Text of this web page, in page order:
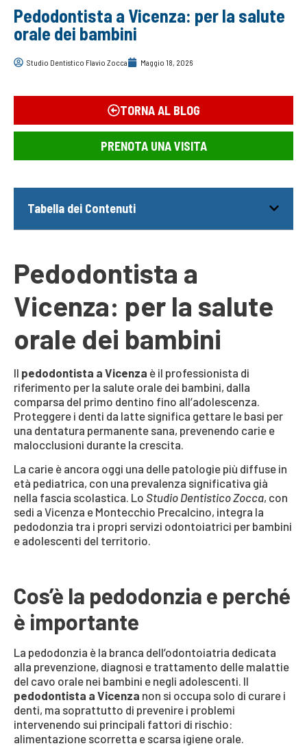
Pedodontista a Vicenza: per la salute
orale dei bambini
Studio Dentistico Flavio Zocca Maggio 18, 2026
TORNA AL BLOG
PRENOTA UNA VISITA
Tabella dei Contenuti
Pedodontista a
Vicenza: per la salute
orale dei bambini
Il pedodontista a Vicenza è il professionista di
riferimento per la salute orale dei bambini, dalla
comparsa del primo dentino fino all’adolescenza.
Proteggere i denti da latte significa gettare le basi per
una dentatura permanente sana, prevenendo carie e
malocclusioni durante la crescita.
La carie è ancora oggi una delle patologie più diffuse in
età pediatrica, con una prevalenza significativa già
nella fascia scolastica. Lo Studio Dentistico Zocca, con
sedi a Vicenza e Montecchio Precalcino, integra la
pedodonzia tra i propri servizi odontoiatrici per bambini
e adolescenti del territorio.
Cos’è la pedodonzia e perché
è importante
La pedodonzia è la branca dell’odontoiatria dedicata
alla prevenzione, diagnosi e trattamento delle malattie
del cavo orale nei bambini e negli adolescenti. Il
pedodontista a Vicenza non si occupa solo di curare i
denti, ma soprattutto di prevenire i problemi
intervenendo sui principali fattori di rischio:
alimentazione scorretta e scarsa igiene orale.